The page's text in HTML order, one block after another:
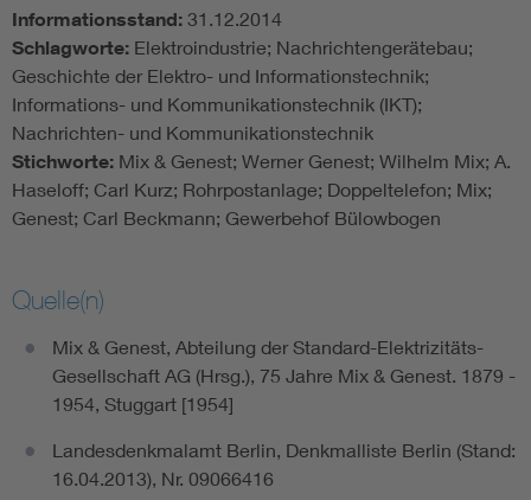
Informationsstand: 31.12.2014
Schlagworte: Elektroindustrie; Nachrichtengerätebau;
Geschichte der Elektro- und Informationstechnik;
Informations- und Kommunikationstechnik (IKT);
Nachrichten- und Kommunikationstechnik
Stichworte: Mix & Genest; Werner Genest; Wilhelm Mix; A.
Haseloff; Carl Kurz; Rohrpostanlage; Doppeltelefon; Mix;
Genest; Carl Beckmann; Gewerbehof Bülowbogen
Quelle(n)
Mix & Genest, Abteilung der Standard-Elektrizitäts-
Gesellschaft AG (Hrsg.), 75 Jahre Mix & Genest. 1879 -
1954, Stuggart [1954]
Landesdenkmalamt Berlin, Denkmalliste Berlin (Stand:
16.04.2013), Nr. 09066416